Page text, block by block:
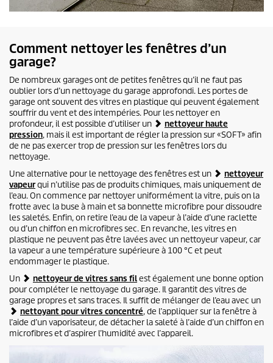
Comment nettoyer les fenêtres d’un
garage?
De nombreux garages ont de petites fenêtres qu’il ne faut pas
oublier lors d’un nettoyage du garage approfondi. Les portes de
garage ont souvent des vitres en plastique qui peuvent également
souffrir du vent et des intempéries. Pour les nettoyer en
profondeur, il est possible d’utiliser un
nettoyeur haute
pression, mais il est important de régler la pression sur «SOFT» afin
de ne pas exercer trop de pression sur les fenêtres lors du
nettoyage.
Une alternative pour le nettoyage des fenêtres est un
nettoyeur
vapeurqui n’utilise pas de produits chimiques, mais uniquement de
l’eau. On commence par nettoyer uniformément la vitre, puis on la
frotte avec la buse à main et sa bonnette microfibre pour dissoudre
les saletés. Enfin, on retire l’eau de la vapeur à l’aide d’une raclette
ou d’un chiffon en microfibres sec. En revanche, les vitres en
plastique ne peuvent pas être lavées avec un nettoyeur vapeur, car
la vapeur a une température supérieure à 100 °C et peut
endommager le plastique.
Un
nettoyeur de vitres sans filest également une bonne option
pour compléter le nettoyage du garage. Il garantit des vitres de
garage propres et sans traces. Il suffit de mélanger de l’eau avec un
nettoyant pour vitres concentré, de l’appliquer sur la fenêtre à
l’aide d’un vaporisateur, de détacher la saleté à l’aide d’un chiffon en
microfibres et d’aspirer l’humidité avec l’appareil.